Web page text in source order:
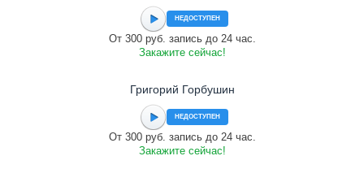
НЕДОСТУПЕН
От 300 руб. запись до 24 час.
Закажите сейчас!
Григорий Горбушин
НЕДОСТУПЕН
От 300 руб. запись до 24 час.
Закажите сейчас!